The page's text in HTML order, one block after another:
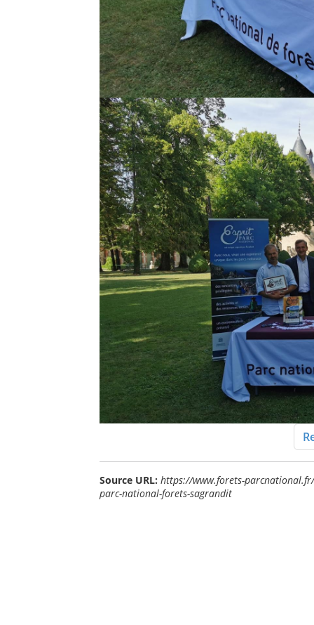
Source URL: https://www.forets-
parc-national-forets-sagrandit